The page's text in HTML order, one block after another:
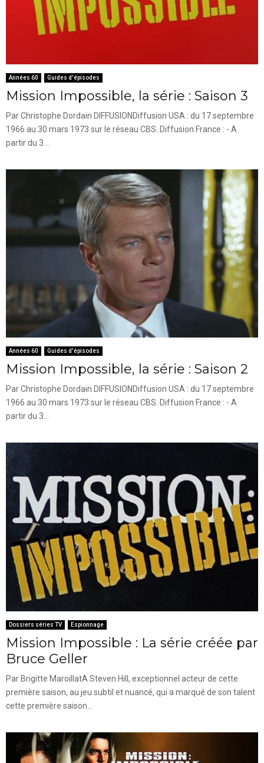
Années 60 Guides d'épisodes
Mission Impossible, la série : Saison 3
Par Christophe Dordain DIFFUSIONDiffusion USA : du 17 septembre
1966 au 30 mars 1973 sur le réseau CBS. Diffusion France : - A
partir du 3...
Années 60 Guides d'épisodes
Mission Impossible, la série : Saison 2
Par Christophe Dordain DIFFUSIONDiffusion USA : du 17 septembre
1966 au 30 mars 1973 sur le réseau CBS. Diffusion France : - A
partir du 3...
Dossiers séries TV Espionnage
Mission Impossible : La série créée par
Bruce Geller
Par Brigitte MaroillatA Steven Hill, exceptionnel acteur de cette
première saison, au jeu subtil et nuancé, qui a marqué de son talent
cette première saison...